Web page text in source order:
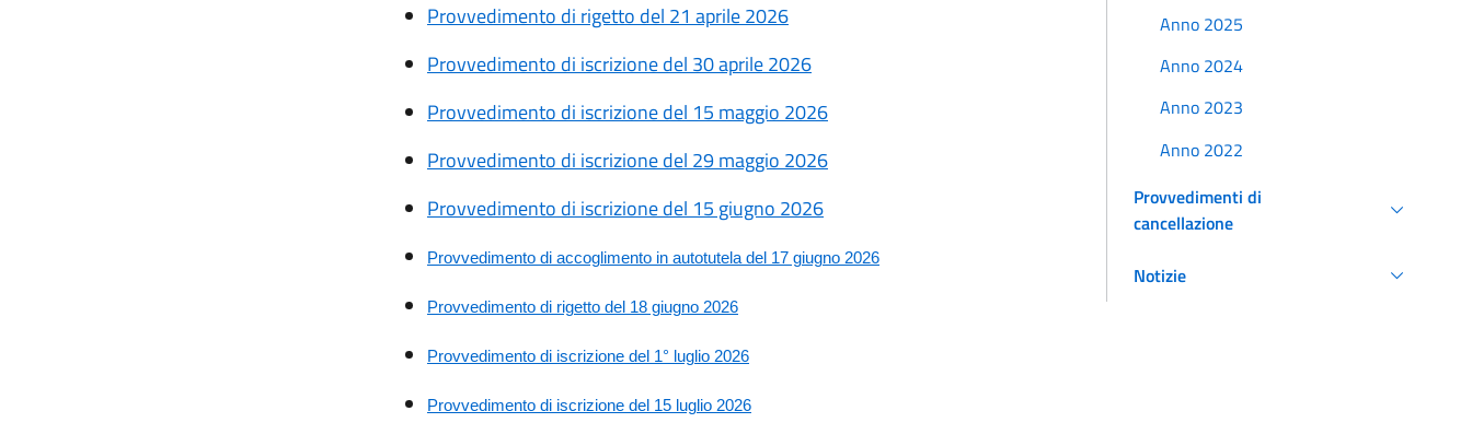
Provvedimento di rigetto del 21 aprile 2026
Provvedimento di iscrizione del 30 aprile 2026
Provvedimento di iscrizione del 15 maggio 2026
Provvedimento di iscrizione del 29 maggio 2026
Provvedimento di iscrizione del 15 giugno 2026
Provvedimento di accoglimento in autotutela del 17 giugno 2026
Provvedimento di rigetto del 18 giugno 2026
Provvedimento di iscrizione del 1° luglio 2026
Provvedimento di iscrizione del 15 luglio 2026
Anno 2025
Anno 2024
Anno 2023
Anno 2022
Provvedimenti di
cancellazione
Notizie